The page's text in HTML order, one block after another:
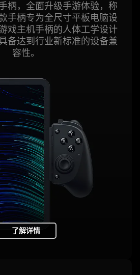
柄，全面升级手游体验，称
手柄专为全尺寸平板电脑设
戏主机手柄的人体工学设计
备达到行业新标准的设备兼
容性。
了解详情